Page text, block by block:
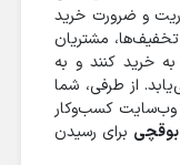
و ضرورت خرید
تخفیف‌ها، مشتریان
خرید کنند و به
از طرفی، شما
وب‌سایت کسب‌وکار
بوقچی برای رسیدن